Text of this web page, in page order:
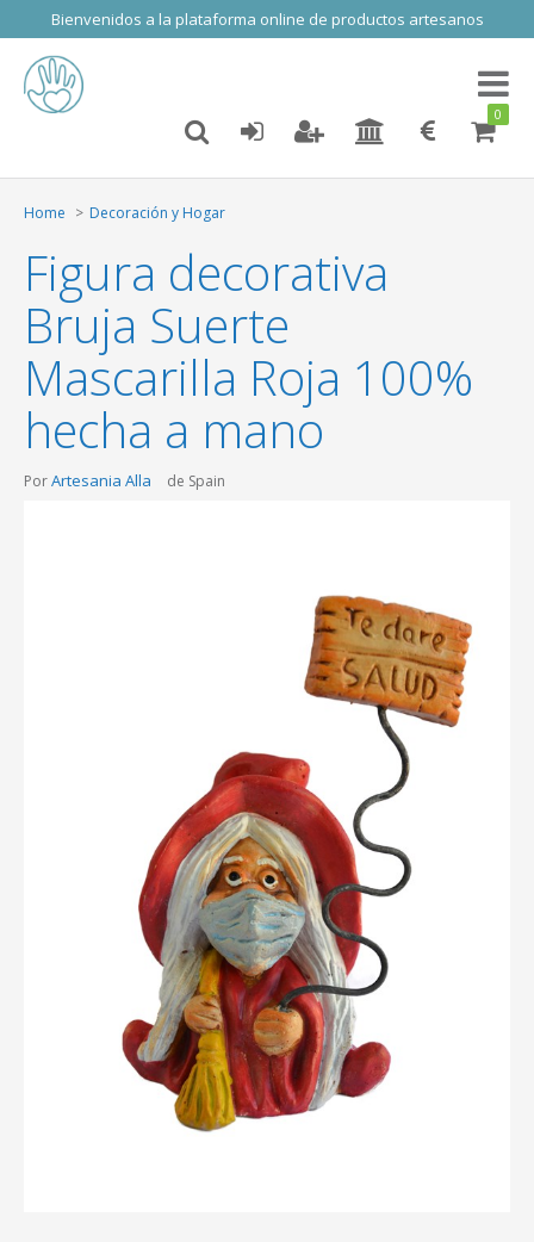
Bienvenidos a la plataforma online de productos artesanos
Toggle
0
Home Decoración y Hogar
Figura decorativa
Bruja Suerte
Mascarilla Roja 100%
hecha a mano
PorArtesania Alla de Spain